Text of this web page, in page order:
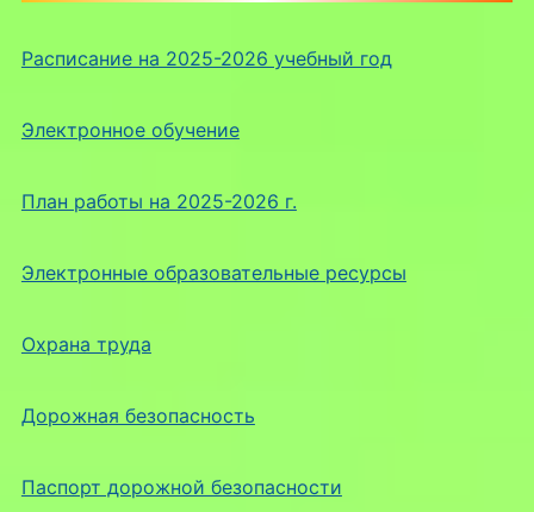
Расписание на 2025-2026 учебный год
Электронное обучение
План работы на 2025-2026 г.
Электронные образовательные ресурсы
Охрана труда
Дорожная безопасность
Паспорт дорожной безопасности